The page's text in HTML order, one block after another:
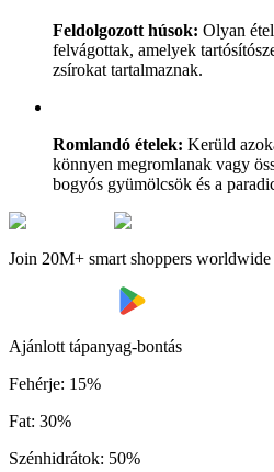
Feldolgozott húsok: Olyan
felvágottak, amelyek
zsírokat tartalmaznak.
Romlandó ételek: Kerüld
könnyen megromlanak vagy
bogyós gyümölcsök és a
Join 20M+ smart shoppers worldwide
Ajánlott tápanyag-bontás
Fehérje: 15%
Fat: 30%
Szénhidrátok: 50%